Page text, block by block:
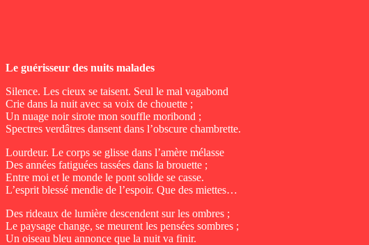
Le guérisseur des nuits malades
Silence. Les cieux se taisent. Seul le mal vagabond
Crie dans la nuit avec sa voix de chouette ;
Un nuage noir sirote mon souffle moribond ;
Spectres verdâtres dansent dans l’obscure chambrette.
Lourdeur. Le corps se glisse dans l’amère mélasse
Des années fatiguées tassées dans la brouette ;
Entre moi et le monde le pont solide se casse.
L’esprit blessé mendie de l’espoir. Que des miettes…
Des rideaux de lumière descendent sur les ombres ;
Le paysage change, se meurent les pensées sombres ;
Un oiseau bleu annonce que la nuit va finir.